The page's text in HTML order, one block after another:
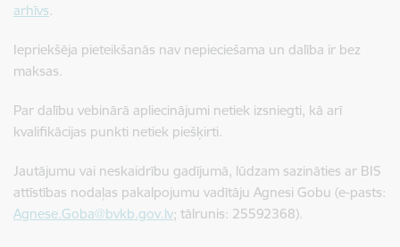
arhīvs.
Iepriekšēja pieteikšanās nav nepieciešama un dalība ir bez
maksas.
Par dalību vebinārā apliecinājumi netiek izsniegti, kā arī
kvalifikācijas punkti netiek piešķirti.
Jautājumu vai neskaidrību gadījumā, lūdzam sazināties ar BIS
attīstības nodaļas pakalpojumu vadītāju Agnesi Gobu (e-pasts:
Agnese.Goba@bvkb.gov.lv; tālrunis: 25592368).